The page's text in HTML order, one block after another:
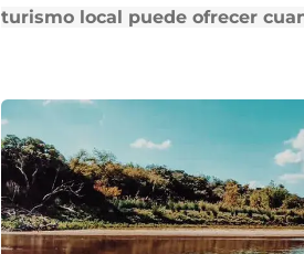
turismo local puede ofrecer